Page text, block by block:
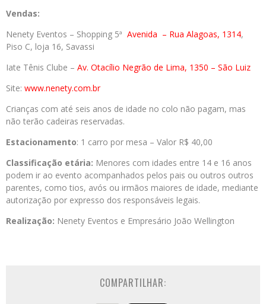
Vendas:
Nenety Eventos – Shopping 5ª Avenida – Rua Alagoas, 1314,
Piso C, loja 16, Savassi
Iate Tênis Clube – Av. Otacílio Negrão de Lima, 1350 – São Luiz
Site: www.nenety.com.br
Crianças com até seis anos de idade no colo não pagam, mas
não terão cadeiras reservadas.
Estacionamento: 1 carro por mesa – Valor R$ 40,00
Classificação etária: Menores com idades entre 14 e 16 anos
podem ir ao evento acompanhados pelos pais ou outros outros
parentes, como tios, avós ou irmãos maiores de idade, mediante
autorização por expresso dos responsáveis legais.
Realização: Nenety Eventos e Empresário João Wellington
COMPARTILHAR: